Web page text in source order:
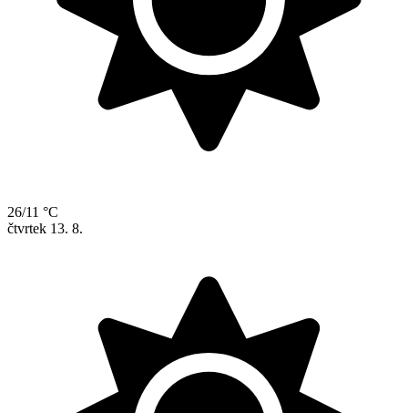
26/11 °C
čtvrtek 13. 8.